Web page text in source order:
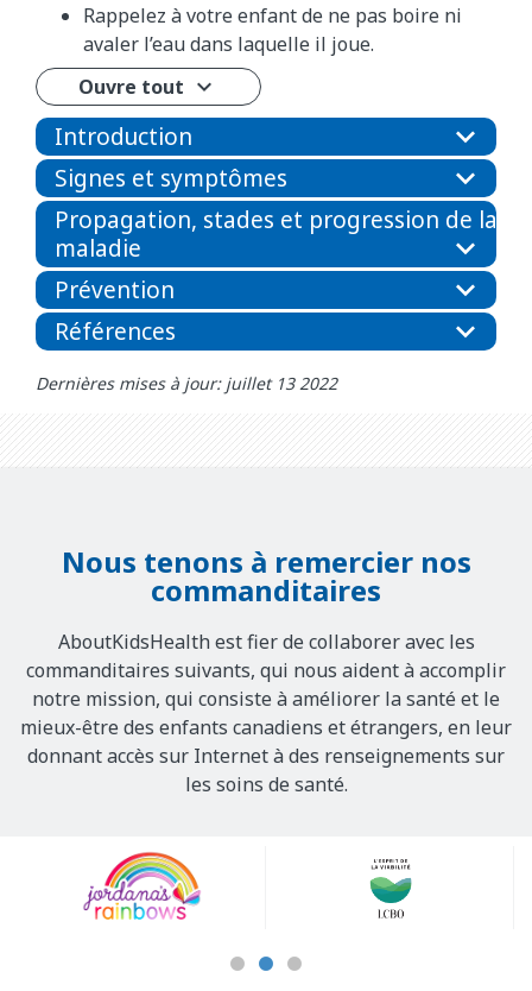
Rappelez à votre enfant de ne pas boire ni
avaler l’eau dans laquelle il joue.
Ouvre tout
Introduction
Signes et symptômes
Propagation, stades et progression de la
maladie
Prévention
Références
Dernières mises à jour: juillet 13 2022
Nous tenons à remercier nos
commanditaires
AboutKidsHealth est fier de collaborer avec les
commanditaires suivants, qui nous aident à accomplir
notre mission, qui consiste à améliorer la santé et le
mieux-être des enfants canadiens et étrangers, en leur
donnant accès sur Internet à des renseignements sur
les soins de santé.
Sponsors